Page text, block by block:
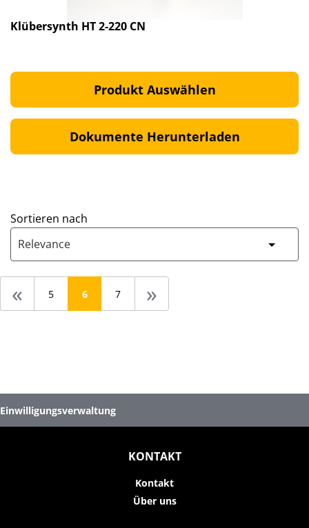
Klübersynth HT 2-220 CN
Produkt Auswählen
Dokumente Herunterladen
Sortieren nach
Relevance
« 5 6 7 »
Einwilligungsverwaltung
KONTAKT
Kontakt
Über uns